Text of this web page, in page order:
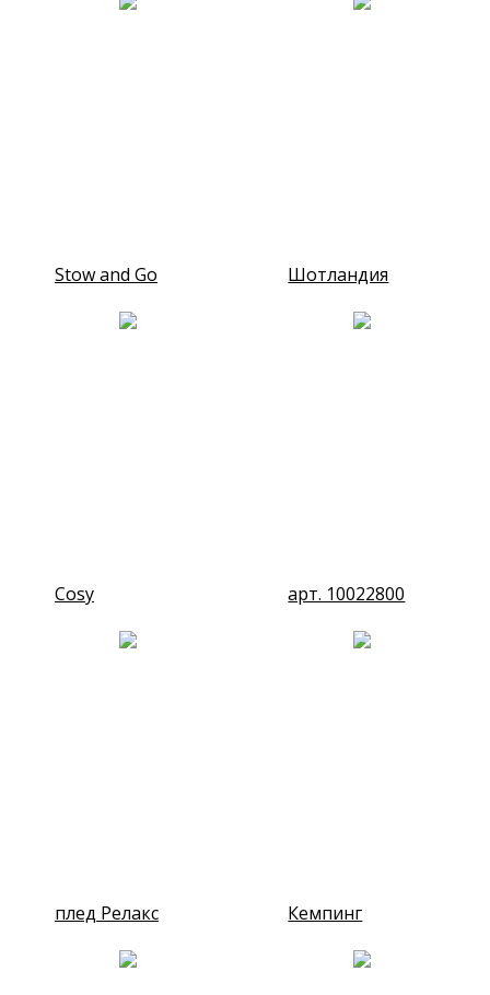
Stow and Go Шотландия
Cosy арт. 10022800
плед Релакс Кемпинг